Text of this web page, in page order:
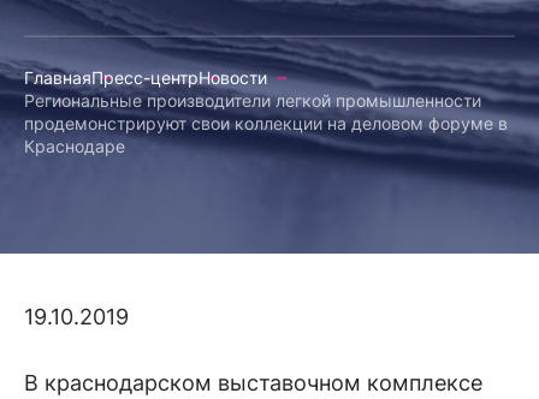
ГлавнаяПресс-центрНовости
Региональные производители легкой промышленности
продемонстрируют свои коллекции на деловом форуме в
Краснодаре
19.10.2019
В краснодарском выставочном комплексе